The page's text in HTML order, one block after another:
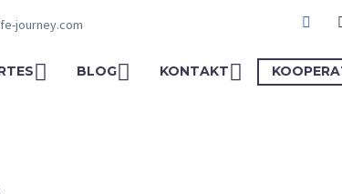
journey.com
BLOG KONTAKT